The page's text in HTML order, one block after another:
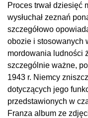
Proces trwał dziesięć
wysłuchał zeznań
szczegółowo
obozie i stosowanych
mordowania ludności
szczególnie ważne,
1943 r. Niemcy
dotyczących jego
przedstawionych w
Franza album ze